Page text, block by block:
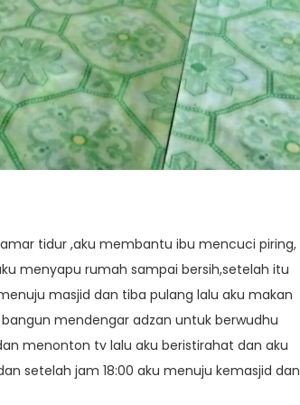
tidur ,aku membantu ibu mencuci piring,
menyapu rumah sampai bersih,setelah itu
masjid dan tiba pulang lalu aku makan
mendengar adzan untuk berwudhu
menonton tv lalu aku beristirahat dan aku
setelah jam 18:00 aku menuju kemasjid dan